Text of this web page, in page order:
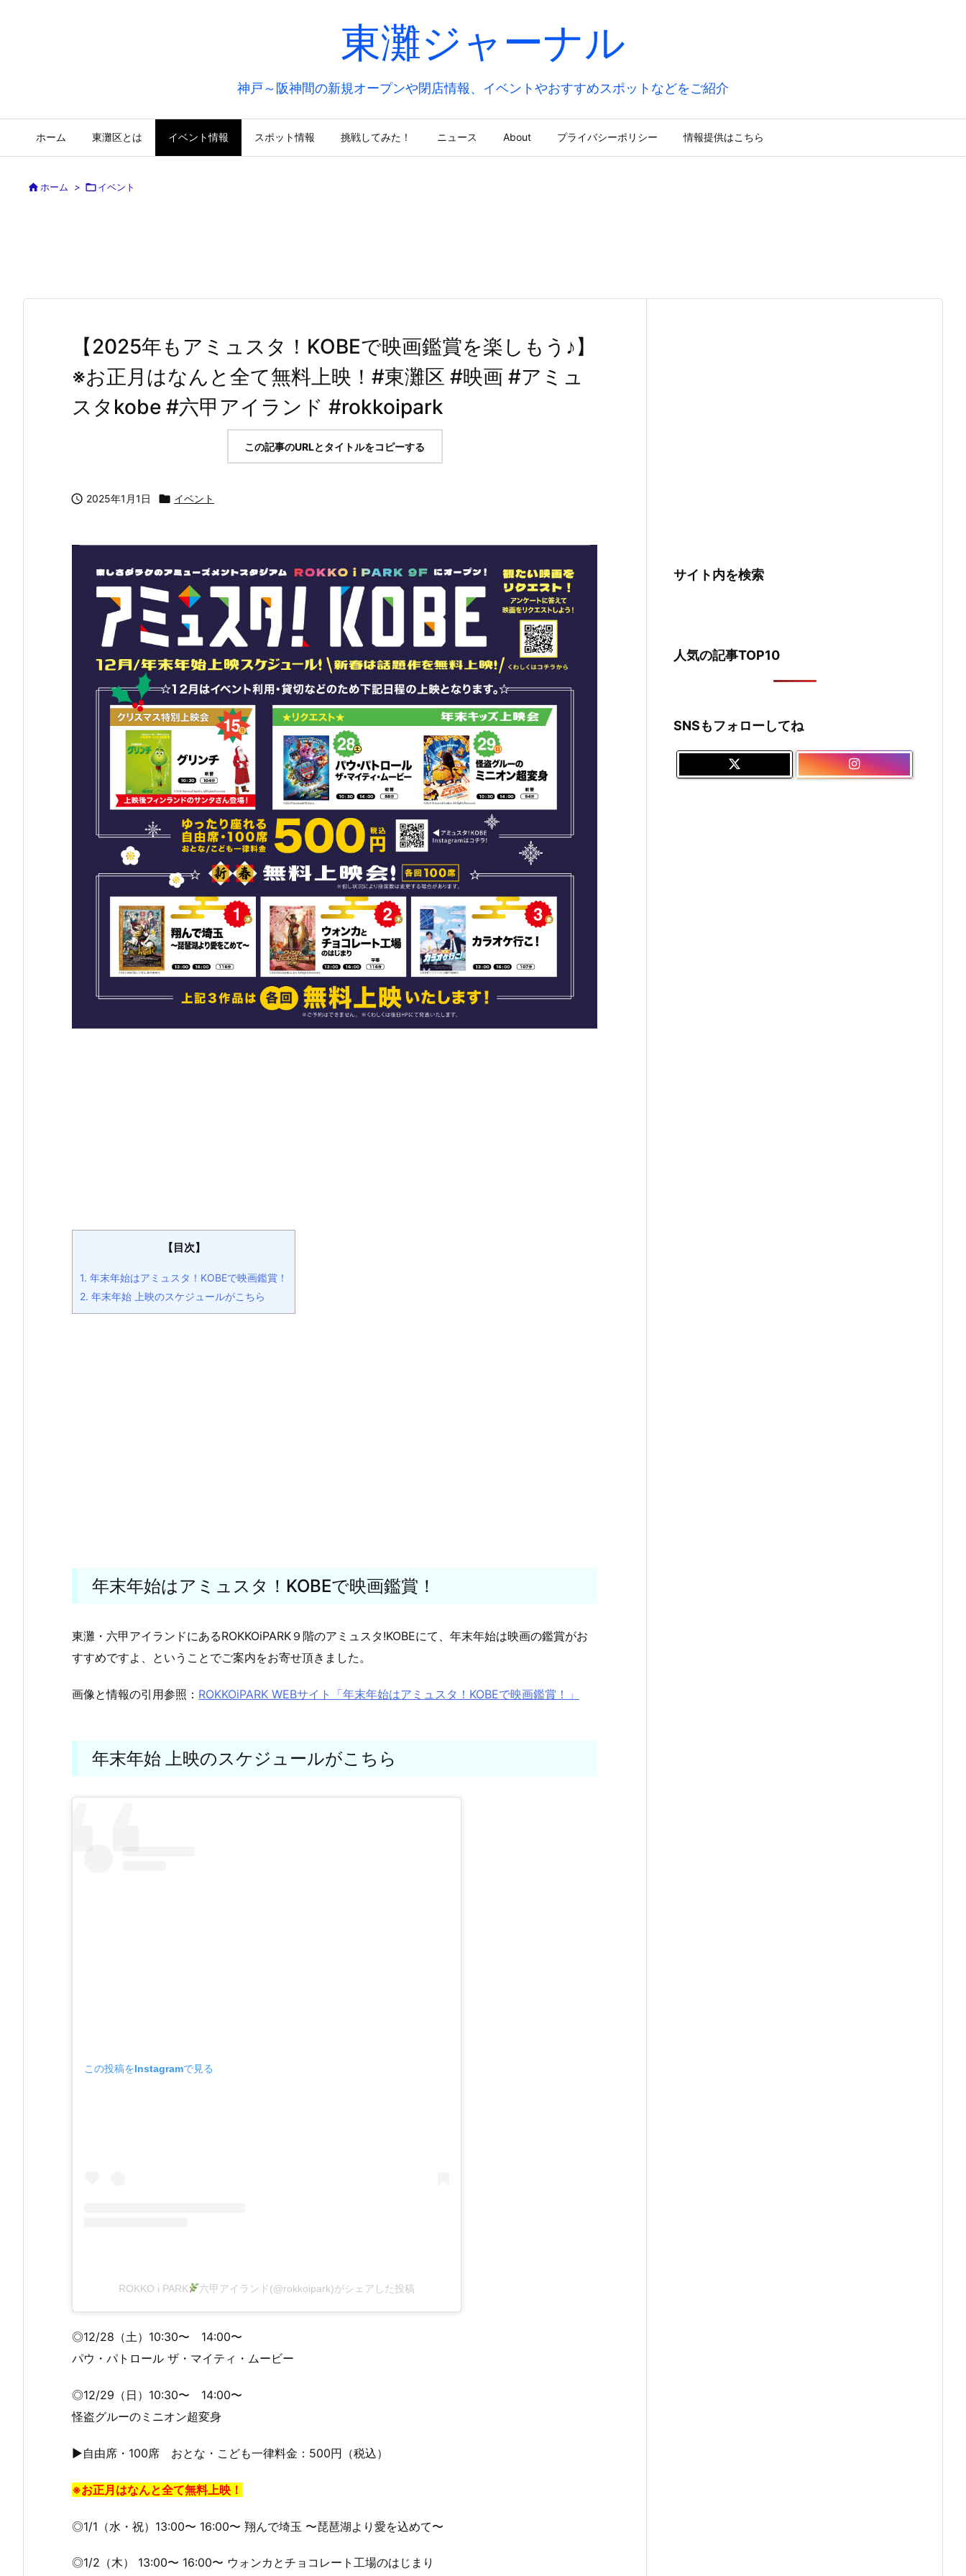
東灘ジャーナル
神戸～阪神間の新規オープンや閉店情報、イベントやおすすめスポットなどをご紹介
ホーム 東灘区とは イベント情報 スポット情報 挑戦してみた！ ニュース About プライバシーポリシー 情報提供はこちら
ホーム > イベント
【2025年もアミュスタ！KOBEで映画鑑賞を楽しもう♪】
※お正月はなんと全て無料上映！#東灘区 #映画 #アミュ
スタkobe #六甲アイランド #rokkoipark
この記事のURLとタイトルをコピーする
 2025年1月1日  イベント
【目次】
1. 年末年始はアミュスタ！KOBEで映画鑑賞！
2. 年末年始 上映のスケジュールがこちら
年末年始はアミュスタ！KOBEで映画鑑賞！
東灘・六甲アイランドにあるROKKOiPARK９階のアミュスタ!KOBEにて、年末年始は映画の鑑賞がお
すすめですよ、ということでご案内をお寄せ頂きました。
画像と情報の引用参照： ROKKOiPARK WEBサイト「年末年始はアミュスタ！KOBEで映画鑑賞！」
年末年始 上映のスケジュールがこちら
この投稿をInstagramで見る
ROKKO i PARK 六甲アイランド(@rokkoipark)がシェアした投稿
◎12/28（土）10:30〜 14:00〜
パウ・パトロール ザ・マイティ・ムービー
◎12/29（日）10:30〜 14:00〜
怪盗グルーのミニオン超変身
▶︎自由席・100席 おとな・こども一律料金：500円（税込）
※お正月はなんと全て無料上映！
◎1/1（水・祝）13:00〜 16:00〜 翔んで埼玉 〜琵琶湖より愛を込めて〜
◎1/2（木） 13:00〜 16:00〜 ウォンカとチョコレート工場のはじまり
サイト内を検索
人気の記事TOP10
SNSもフォローしてね